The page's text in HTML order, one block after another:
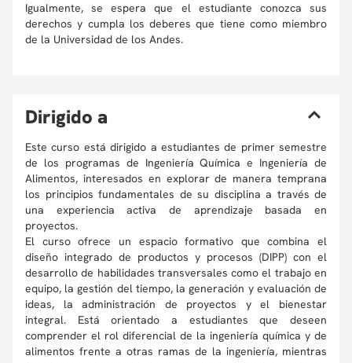
Igualmente, se espera que el estudiante conozca sus
derechos y cumpla los deberes que tiene como miembro
de la Universidad de los Andes.
Dirigido a
Este curso está dirigido a estudiantes de primer semestre
de los programas de Ingeniería Química e Ingeniería de
Alimentos, interesados en explorar de manera temprana
los principios fundamentales de su disciplina a través de
una experiencia activa de aprendizaje basada en
proyectos.
El curso ofrece un espacio formativo que combina el
diseño integrado de productos y procesos (DIPP) con el
desarrollo de habilidades transversales como el trabajo en
equipo, la gestión del tiempo, la generación y evaluación de
ideas, la administración de proyectos y el bienestar
integral. Está orientado a estudiantes que deseen
comprender el rol diferencial de la ingeniería química y de
alimentos frente a otras ramas de la ingeniería, mientras